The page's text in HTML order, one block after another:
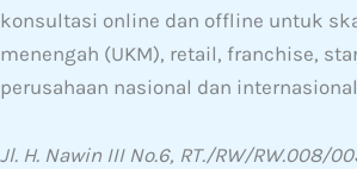
konsultasi online dan offline untuk
menengah (UKM), retail, franchise,
perusahaan nasional dan
Jl. H. Nawin III No.6, RT./RW/RW.008/